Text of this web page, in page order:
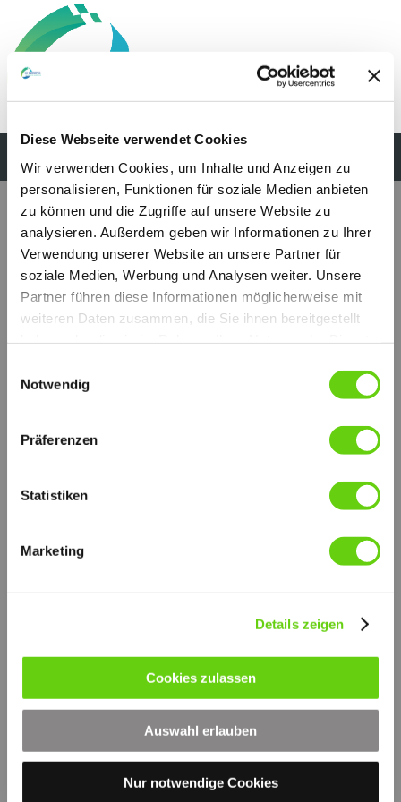
Diese Webseite verwendet Cookies
Wir verwenden Cookies, um Inhalte und Anzeigen zu
personalisieren, Funktionen für soziale Medien anbieten
zu können und die Zugriffe auf unsere Website zu
analysieren. Außerdem geben wir Informationen zu Ihrer
Verwendung unserer Website an unsere Partner für
soziale Medien, Werbung und Analysen weiter. Unsere
Partner führen diese Informationen möglicherweise mit
weiteren Daten zusammen, die Sie ihnen bereitgestellt
Notwendig
Präferenzen
Statistiken
Marketing
Details zeigen
Cookies zulassen
Auswahl erlauben
Nur notwendige Cookies
Druckversion| Sitemap
ÄNDERUNGEN VORBEHALTEN
- MODIFICATIONS RESERVED
WITHOUT PRIOR NOTICE
Login